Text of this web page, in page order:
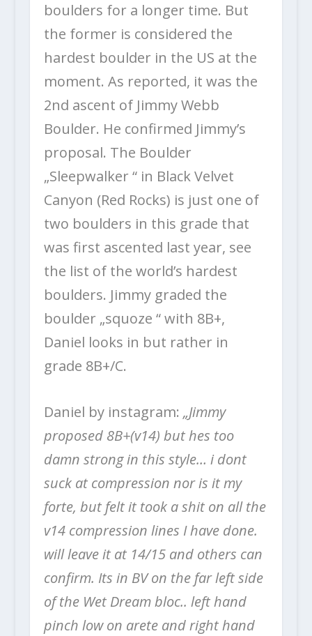
boulders for a longer time. But
the former is considered the
hardest boulder in the US at the
moment. As reported, it was the
2nd ascent of Jimmy Webb
Boulder. He confirmed Jimmy’s
proposal. The Boulder
„Sleepwalker “ in Black Velvet
Canyon (Red Rocks) is just one of
two boulders in this grade that
was first ascented last year, see
the list of the world’s hardest
boulders. Jimmy graded the
boulder „squoze “ with 8B+,
Daniel looks in but rather in
grade 8B+/C.
Daniel by instagram: „Jimmy
proposed 8B+(v14) but hes too
damn strong in this style… i dont
suck at compression nor is it my
forte, but felt it took a shit on all the
v14 compression lines I have done.
will leave it at 14/15 and others can
confirm. Its in BV on the far left side
of the Wet Dream bloc.. left hand
pinch low on arete and right hand